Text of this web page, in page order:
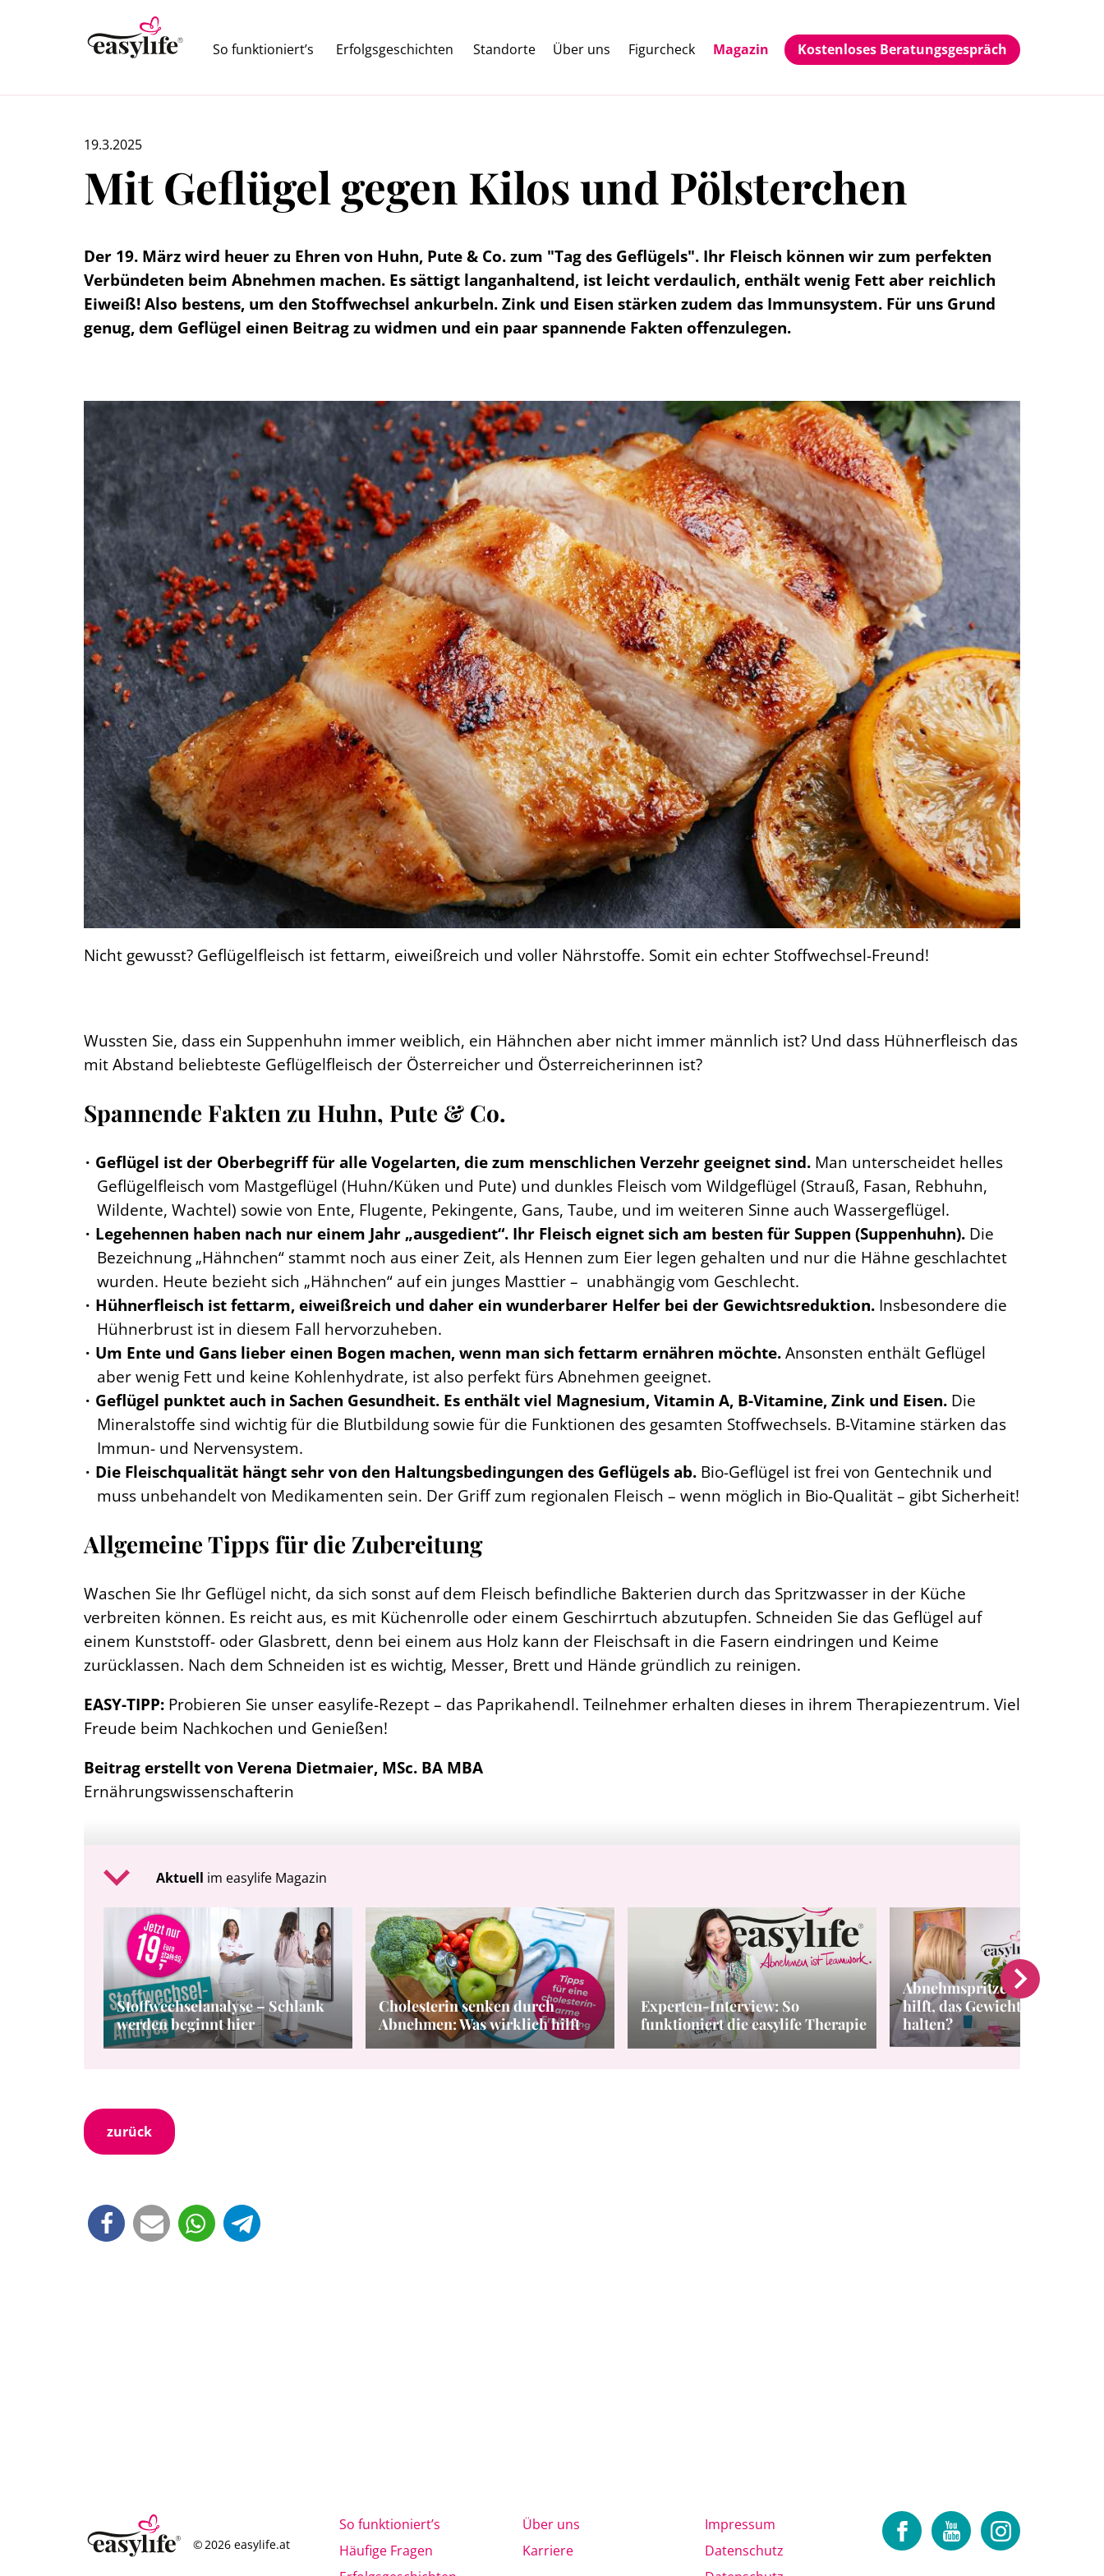
So funktioniert’s Erfolgsgeschichten Standorte Über uns Figurcheck Magazin Kostenloses Beratungsgespräch
19.3.2025
Mit Geflügel gegen Kilos und Pölsterchen
Der 19. März wird heuer zu Ehren von Huhn, Pute & Co. zum "Tag des Geflügels". Ihr Fleisch können wir zum perfekten
Verbündeten beim Abnehmen machen. Es sättigt langanhaltend, ist leicht verdaulich, enthält wenig Fett aber reichlich
Eiweiß! Also bestens, um den Stoffwechsel ankurbeln. Zink und Eisen stärken zudem das Immunsystem. Für uns Grund
genug, dem Geflügel einen Beitrag zu widmen und ein paar spannende Fakten offenzulegen.
Nicht gewusst? Geflügelfleisch ist fettarm, eiweißreich und voller Nährstoffe. Somit ein echter Stoffwechsel-Freund!
Wussten Sie, dass ein Suppenhuhn immer weiblich, ein Hähnchen aber nicht immer männlich ist? Und dass Hühnerfleisch das
mit Abstand beliebteste Geflügelfleisch der Österreicher und Österreicherinnen ist?
Spannende Fakten zu Huhn, Pute & Co.
Geflügel ist der Oberbegriff für alle Vogelarten, die zum menschlichen Verzehr geeignet sind. Man unterscheidet helles
Geflügelfleisch vom Mastgeflügel (Huhn/Küken und Pute) und dunkles Fleisch vom Wildgeflügel (Strauß, Fasan, Rebhuhn,
Wildente, Wachtel) sowie von Ente, Flugente, Pekingente, Gans, Taube, und im weiteren Sinne auch Wassergeflügel.
Legehennen haben nach nur einem Jahr „ausgedient“. Ihr Fleisch eignet sich am besten für Suppen (Suppenhuhn). Die
Bezeichnung „Hähnchen“ stammt noch aus einer Zeit, als Hennen zum Eier legen gehalten und nur die Hähne geschlachtet
wurden. Heute bezieht sich „Hähnchen“ auf ein junges Masttier – unabhängig vom Geschlecht.
Hühnerfleisch ist fettarm, eiweißreich und daher ein wunderbarer Helfer bei der Gewichtsreduktion. Insbesondere die
Hühnerbrust ist in diesem Fall hervorzuheben.
Um Ente und Gans lieber einen Bogen machen, wenn man sich fettarm ernähren möchte.Ansonsten enthält Geflügel
aber wenig Fett und keine Kohlenhydrate, ist also perfekt fürs Abnehmen geeignet.
Geflügel punktet auch in Sachen Gesundheit. Es enthält viel Magnesium, Vitamin A, B-Vitamine, Zink und Eisen. Die
Mineralstoffe sind wichtig für die Blutbildung sowie für die Funktionen des gesamten Stoffwechsels. B-Vitamine stärken das
Immun- und Nervensystem.
Die Fleischqualität hängt sehr von den Haltungsbedingungen des Geflügels ab. Bio-Geflügel ist frei von Gentechnik und
muss unbehandelt von Medikamenten sein. Der Griff zum regionalen Fleisch – wenn möglich in Bio-Qualität – gibt Sicherheit!
Allgemeine Tipps für die Zubereitung
Waschen Sie Ihr Geflügel nicht, da sich sonst auf dem Fleisch befindliche Bakterien durch das Spritzwasser in der Küche
verbreiten können. Es reicht aus, es mit Küchenrolle oder einem Geschirrtuch abzutupfen. Schneiden Sie das Geflügel auf
einem Kunststoff- oder Glasbrett, denn bei einem aus Holz kann der Fleischsaft in die Fasern eindringen und Keime
zurücklassen. Nach dem Schneiden ist es wichtig, Messer, Brett und Hände gründlich zu reinigen.
EASY-TIPP: Probieren Sie unser easylife-Rezept – das Paprikahendl. Teilnehmer erhalten dieses in ihrem Therapiezentrum. Viel
Freude beim Nachkochen und Genießen!
Beitrag erstellt von Verena Dietmaier, MSc. BA MBA
Ernährungswissenschafterin
Aktuell im easylife Magazin
Stoffwechselanalyse – Schlank
werden beginnt hier
Cholesterin senken durch
Abnehmen: Was wirklich hilft
Experten-Interview: So
funktioniert die easylife Therapie
Abnehmspritze absetzen: Was
hilft, das Gewicht danach zu
halten?
zurück
© 2026 easylife.at
So funktioniert’s
Häufige Fragen
Über uns
Karriere
Impressum
Datenschutz